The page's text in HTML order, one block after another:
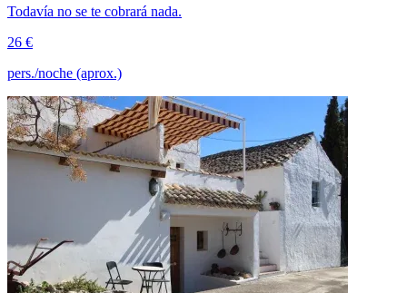
Todavía no se te cobrará nada.
26 €
pers./noche (aprox.)